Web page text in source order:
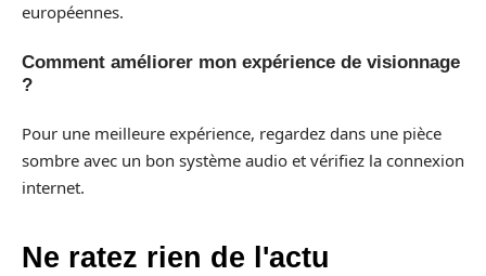
européennes.
Comment améliorer mon expérience de visionnage
?
Pour une meilleure expérience, regardez dans une pièce
sombre avec un bon système audio et vérifiez la connexion
internet.
Ne ratez rien de l'actu